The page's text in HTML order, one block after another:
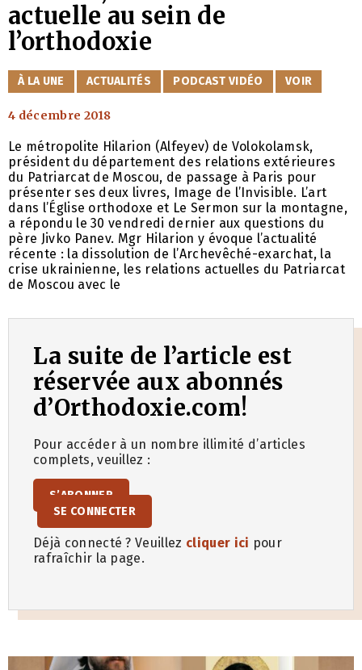
actuelle au sein de
l’orthodoxie
CATÉGORIES
À LA UNE ACTUALITÉS PODCAST VIDÉO VOIR
4 décembre 2018
Le métropolite Hilarion (Alfeyev) de Volokolamsk,
président du département des relations extérieures
du Patriarcat de Moscou, de passage à Paris pour
présenter ses deux livres, Image de l’Invisible. L’art
dans l’Église orthodoxe et Le Sermon sur la montagne,
a répondu le 30 vendredi dernier aux questions du
père Jivko Panev. Mgr Hilarion y évoque l’actualité
récente : la dissolution de l’Archevêché-exarchat, la
crise ukrainienne, les relations actuelles du Patriarcat
de Moscou avec le
La suite de l’article est
réservée aux abonnés
d’Orthodoxie.com!
Pour accéder à un nombre illimité d’articles
complets, veuillez :
S’ABONNER
SE CONNECTER
Déjà connecté ? Veuillez cliquer ici pour
rafraîchir la page.